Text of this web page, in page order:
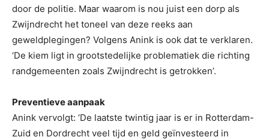
door de politie. Maar waarom is nou juist een dorp als
Zwijndrecht het toneel van deze reeks aan
geweldplegingen? Volgens Anink is ook dat te verklaren.
‘De kiem ligt in grootstedelijke problematiek die richting
randgemeenten zoals Zwijndrecht is getrokken’.
Preventieve aanpaak
Anink vervolgt: ‘De laatste twintig jaar is er in Rotterdam-
Zuid en Dordrecht veel tijd en geld geïnvesteerd in